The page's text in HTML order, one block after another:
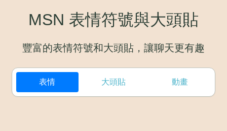
MSN 表情符號與大頭貼
豐富的表情符號和大頭貼，讓聊天更有趣
表情 大頭貼 動畫